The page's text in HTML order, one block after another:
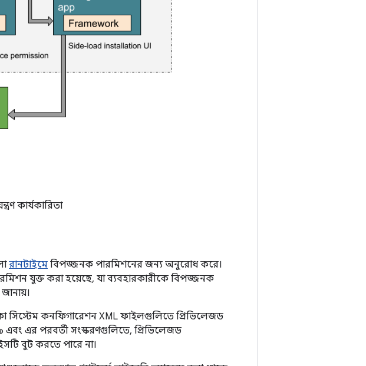
কার্যকারিতা
রানটাইমে বিপজ্জনক পারমিশনের জন্য অনুরোধ করে।
যুক্ত করা হয়েছে, যা ব্যবহারকারীকে বিপজ্জনক
সিস্টেম কনফিগারেশন XML ফাইলগুলিতে প্রিভিলেজড
এর পরবর্তী সংস্করণগুলিতে, প্রিভিলেজড
বুট করতে পারে না।